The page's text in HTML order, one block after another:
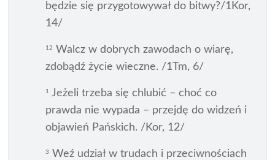
będzie się przygotowywał do bitwy?/1Kor,
14/
12 Walcz w dobrych zawodach o wiarę,
zdobądź życie wieczne. /1Tm, 6/
1
Jeżeli trzeba się chlubić – choć co
prawda nie wypada – przejdę do widzeń i
objawień Pańskich. /Kor, 12/
3 Weź udział w trudach i przeciwnościach